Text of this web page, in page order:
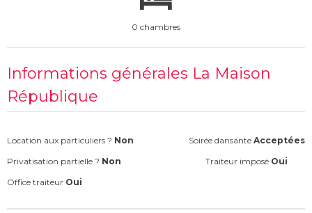
0 chambres
Informations générales La Maison
République
Location aux particuliers ? Non Soirée dansante Acceptées
Privatisation partielle ? Non Traiteur imposé Oui
Office traiteur Oui